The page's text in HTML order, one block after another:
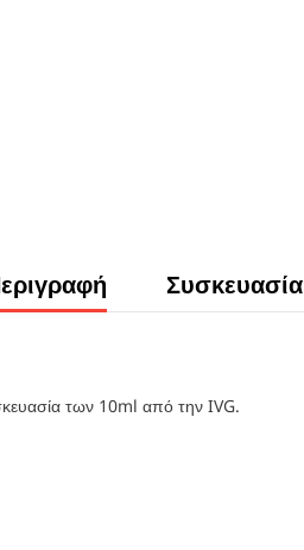
Συσκευασία
των 10ml από την IVG.